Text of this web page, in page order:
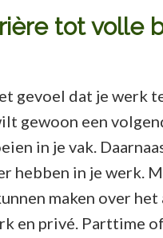
tot volle
gevoel dat je werk
gewoon een
in je vak.
hebben in je werk.
maken over het
en privé. Parttime